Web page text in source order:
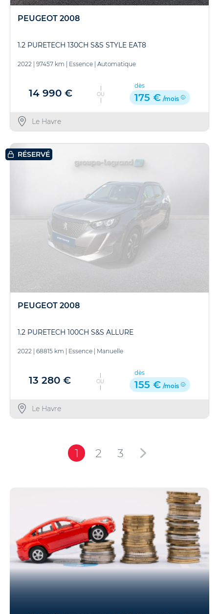
PEUGEOT 2008
1.2 PURETECH 130CH S&S STYLE EAT8
2022 97457 km Essence Automatique
14 990 € OU
dès
175 € /mois
Le Havre
RÉSERVÉ
PEUGEOT 2008
1.2 PURETECH 100CH S&S ALLURE
2022 68815 km Essence Manuelle
13 280 € OU
dès
155 € /mois
Le Havre
1 2 3